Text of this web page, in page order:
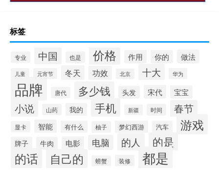
标签
专业 中国 也是 价格 作用 你的 做法
儿童 元宵节 冬天 功效 北京 十大 华为
品牌 唐代 多少钱 头发 宋代 宝宝
小说 山药 我的 手机 新疆 时间 春节
显卡 智能 有什么 柚子 梦幻西游 汽车 游戏
牌子 牛肉 电影 电脑 的人 的是
的话 自己的 螃蟹 装修 都是